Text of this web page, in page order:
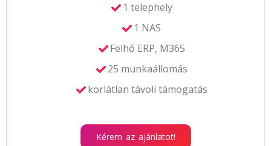
1 telephely
1 NAS
Felhő ERP, M365
25 munkaállomás
korlátlan távoli támogatás
Kérem az ajánlatot!